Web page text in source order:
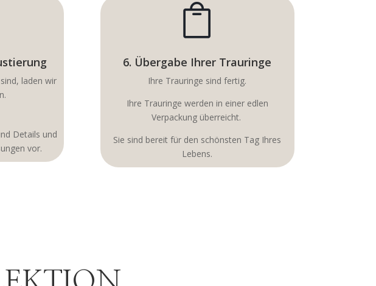
laden wir
Details und
vor.

6. Übergabe Ihrer Trauringe
Ihre Trauringe sind fertig.
Ihre Trauringe werden in einer edlen
Verpackung überreicht.
Sie sind bereit für den schönsten Tag Ihres
Lebens.